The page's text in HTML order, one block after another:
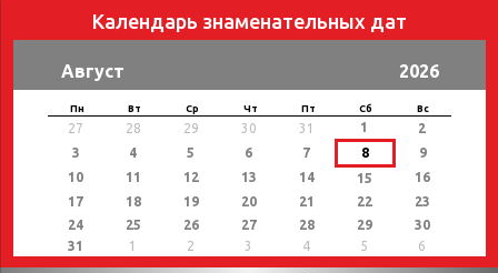
Календарь знаменательных дат
Август 2026
Пн Вт Ср Чт Пт Сб Вс
27 28 29 30 31 1
2
3
4 5 6 7 8
9
10
11 12 13 14 15
16
17
18 19 20 21 22
23
24
25 26 27 28 29
30
31
1 2 3 4 5 6